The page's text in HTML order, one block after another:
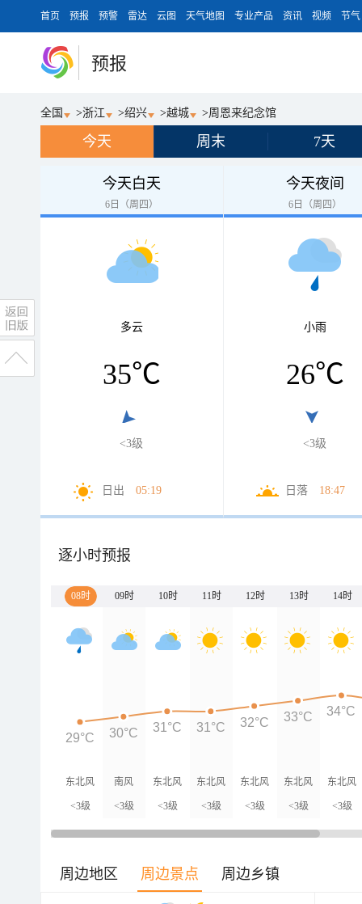
首页 预报 预警 雷达 云图 天气地图 专业产品 资讯 视频 节气
预报
全国 >浙江 >绍兴 >越城 >周恩来纪念馆
今天 周末 7天
今天白天
6日（周四）
多云
35℃
<3级
日出 05:19
今天夜间
6日（周四）
小雨
26℃
<3级
日落 18:47
逐小时预报
08时 09时 10时 11时 12时 13时 14时
东北风
<3级
南风
<3级
东北风
<3级
东北风
<3级
东北风
<3级
东北风
<3级
东北风
<3级
29°C 30°C 31°C 31°C 32°C 33°C 34°C
周边地区 周边景点 周边乡镇